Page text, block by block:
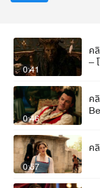
0:41
ค
–
0:46
ค
0:57
ค